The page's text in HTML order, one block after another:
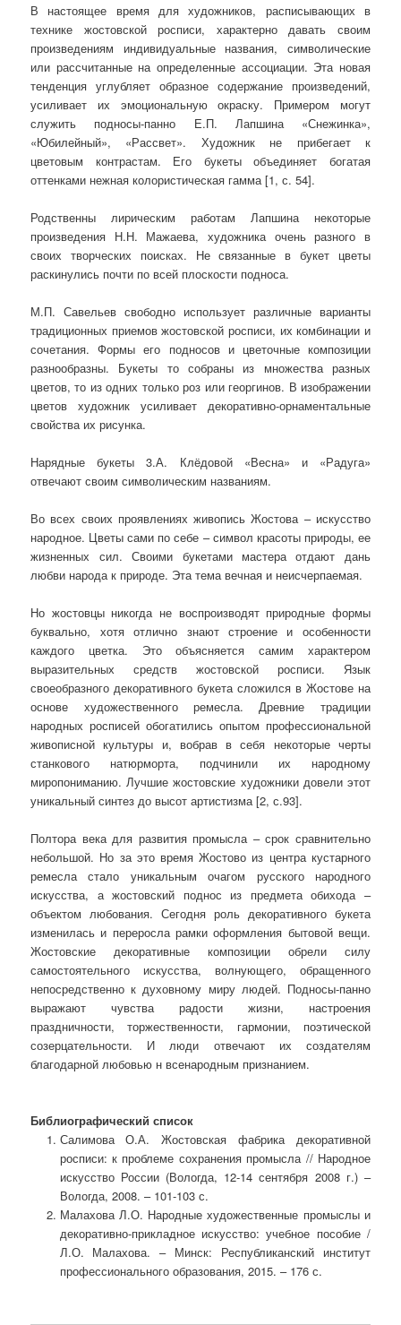
В настоящее время для художников, расписывающих в
технике жостовской росписи, характерно давать своим
произведениям индивидуальные названия, символические
или рассчитанные на определенные ассоциации. Эта новая
тенденция углубляет образное содержание произведений,
усиливает их эмоциональную окраску. Примером могут
служить подносы-панно Е.П. Лапшина «Снежинка»,
«Юбилейный», «Рассвет». Художник не прибегает к
цветовым контрастам. Его букеты объединяет богатая
оттенками нежная колористическая гамма [1, с. 54].
Родственны лирическим работам Лапшина некоторые
произведения Н.Н. Мажаева, художника очень разного в
своих творческих поисках. Не связанные в букет цветы
раскинулись почти по всей плоскости подноса.
М.П. Савельев свободно использует различные варианты
традиционных приемов жостовской росписи, их комбинации и
сочетания. Формы его подносов и цветочные композиции
разнообразны. Букеты то собраны из множества разных
цветов, то из одних только роз или георгинов. В изображении
цветов художник усиливает декоративно-орнаментальные
свойства их рисунка.
Нарядные букеты 3.А. Клёдовой «Весна» и «Радуга»
отвечают своим символическим названиям.
Во всех своих проявлениях живопись Жостова – искусство
народное. Цветы сами по себе – символ красоты природы, ее
жизненных сил. Своими букетами мастера отдают дань
любви народа к природе. Эта тема вечная и неисчерпаемая.
Но жостовцы никогда не воспроизводят природные формы
буквально, хотя отлично знают строение и особенности
каждого цветка. Это объясняется самим характером
выразительных средств жостовской росписи. Язык
своеобразного декоратив­ного букета сложился в Жостове на
основе худо­жественного ремесла. Древние традиции
народных росписей обогатились опытом профессиональной
живописной культуры и, вобрав в себя некоторые черты
станкового натюрморта, подчинили их на­родному
миропониманию. Лучшие жостовские художники довели этот
уникальный синтез до высот артистизма [2, с.93].
Полтора века для развития промысла – срок сравнительно
небольшой. Но за это время Жостово из центра кустарного
ремесла стало уникальным очагом русского народного
искусства, а жостовский поднос из предмета обихода –
объектом любования. Сегодня роль декоративного букета
изменилась и переросла рамки оформления бытовой вещи.
Жостовские декоративные композиции обрели силу
самостоятельного искусства, волнующего, обращенного
непосредственно к духовному миру людей. Подносы-панно
выражают чувства радости жизни, настроения
праздничности, торжествен­ности, гармонии, поэтической
созерцательности. И люди отвечают их создателям
благодарной любовью н всенародным признанием.
Библиографический список
Салимова О.А. Жостовская фабрика декоративной
росписи: к проблеме сохранения промысла // Народное
искусство России (Вологда, 12-14 сентября 2008 г.) –
Вологда, 2008. – 101-103 с.
Малахова Л.О. Народные художественные промыслы и
декоративно-прикладное искусство: учебное пособие /
Л.О. Малахова. – Минск: Республиканский институт
профессионального образования, 2015. – 176 с.